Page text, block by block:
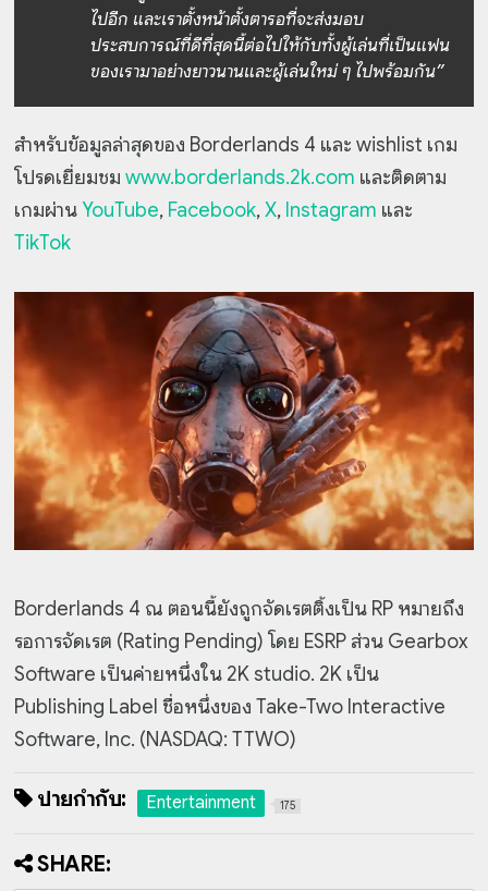
ไปอีก และเราตั้งหน้าตั้งตารอที่จะส่งมอบ
ประสบการณ์ที่ดีที่สุดนี้ต่อไปให้กับทั้งผู้เล่นที่เป็นแฟน
ของเรามาอย่างยาวนานและผู้เล่นใหม่ ๆ ไปพร้อมกัน”
สำหรับข้อมูลล่าสุดของ Borderlands 4 และ wishlist เกม
โปรดเยี่ยมชมwww.borderlands.2k.com และติดตาม
เกมผ่านYouTube, Facebook,X, Instagram และ
TikTok
Borderlands 4 ณ ตอนนี้ยังถูกจัดเรตติ้งเป็น RP หมายถึง
รอการจัดเรต (Rating Pending) โดย ESRP ส่วน Gearbox
Software เป็นค่ายหนึ่งใน 2K studio. 2K เป็น
Publishing Label ชื่อหนึ่งของ Take-Two Interactive
Software, Inc. (NASDAQ: TTWO)
ป้ายกำกับ: Entertainment 175
SHARE: